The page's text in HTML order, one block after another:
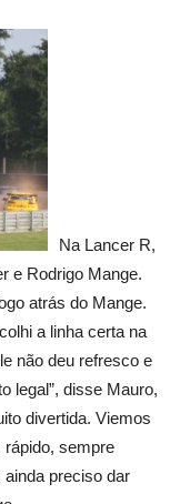
Na Lancer R,
e Rodrigo Mange.
atrás do Mange.
a linha certa na
não deu refresco e
legal”, disse Mauro,
divertida. Viemos
rápido, sempre
preciso dar